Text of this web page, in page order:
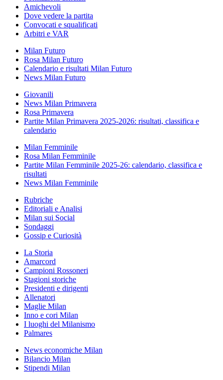
Amichevoli
Dove vedere la partita
Convocati e squalificati
Arbitri e VAR
Milan Futuro
Rosa Milan Futuro
Calendario e risultati Milan Futuro
News Milan Futuro
Giovanili
News Milan Primavera
Rosa Primavera
Partite Milan Primavera 2025-2026: risultati, classifica e
calendario
Milan Femminile
Rosa Milan Femminile
Partite Milan Femminile 2025-26: calendario, classifica e
risultati
News Milan Femminile
Rubriche
Editoriali e Analisi
Milan sui Social
Sondaggi
Gossip e Curiosità
La Storia
Amarcord
Campioni Rossoneri
Stagioni storiche
Presidenti e dirigenti
Allenatori
Maglie Milan
Inno e cori Milan
I luoghi del Milanismo
Palmares
News economiche Milan
Bilancio Milan
Stipendi Milan